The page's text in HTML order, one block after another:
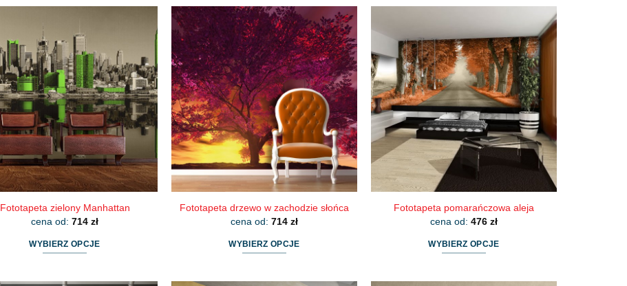
Fototapeta zielony Manhattan
cena od: 714 zł
WYBIERZ OPCJE
Fototapeta drzewo w zachodzie słońca
cena od: 714 zł
WYBIERZ OPCJE
Fototapeta pomarańczowa aleja
cena od: 476 zł
WYBIERZ OPCJE